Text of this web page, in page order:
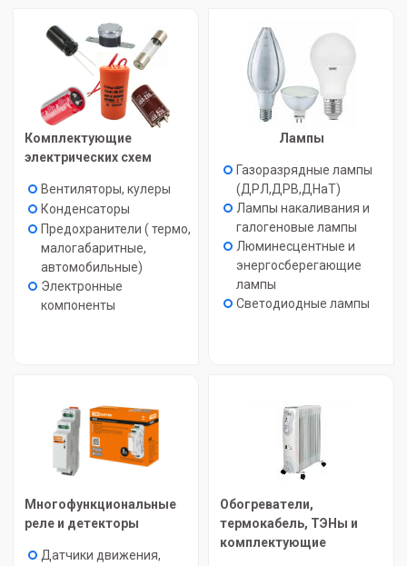
Комплектующие
электрических схем
Вентиляторы, кулеры
Конденсаторы
Предохранители ( термо,
малогабаритные,
автомобильные)
Электронные
компоненты
Лампы
Газоразрядные лампы
(ДРЛ,ДРВ,ДНаТ)
Лампы накаливания и
галогеновые лампы
Люминесцентные и
энергосберегающие
лампы
Светодиодные лампы
Многофункциональные
реле и детекторы
Датчики движения,
Обогреватели,
термокабель, ТЭНы и
комплектующие